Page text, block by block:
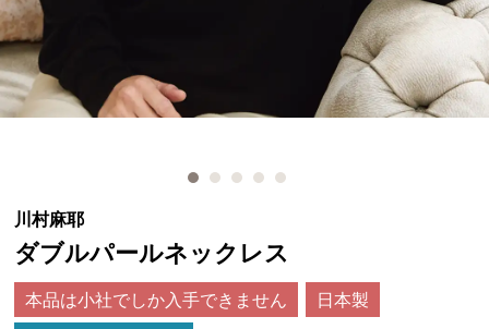
川村麻耶
ダブルパールネックレス
本品は小社でしか入手できません 日本製